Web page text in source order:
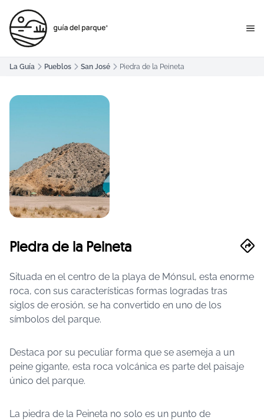
La Guía Pueblos San José Piedra de la Peineta
Piedra de la Peineta
Situada en el centro de la playa de Mónsul, esta enorme
roca, con sus características formas logradas tras
siglos de erosión, se ha convertido en uno de los
símbolos del parque.
Destaca por su peculiar forma que se asemeja a un
peine gigante, esta roca volcánica es parte del paisaje
único del parque.
La piedra de la Peineta no solo es un punto de